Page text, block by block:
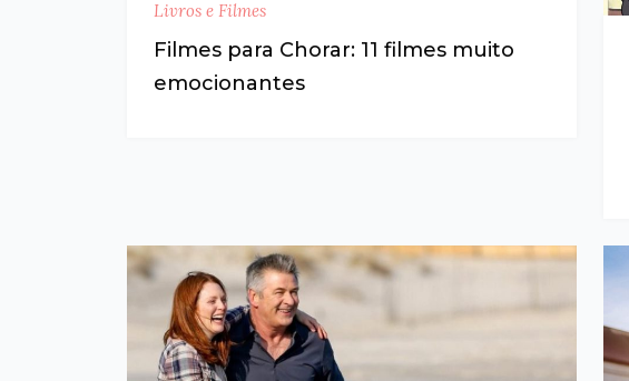
Livros e Filmes
Filmes para Chorar: 11 filmes muito
emocionantes